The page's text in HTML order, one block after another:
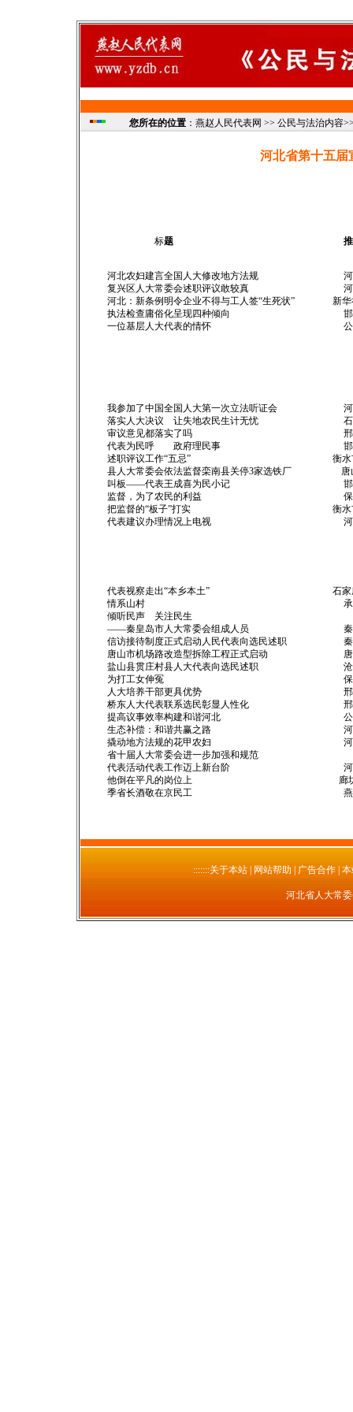
您所在的位置：燕赵人民代表网 >> 公民与法治内容
河北省第十五届
标题 推选
河北农妇建言全国人大修改地方法规
复兴区人大常委会述职评议敢较
河北：新条例明令企业不得与工人签“生死
执法检查庸俗化呈现四种倾向
一位基层人大代表的情怀 公民
我参加了中国全国人大第一次立法听证
落实人大决议 让失地农民生计无
审议意见都落实了吗 邢台
代表为民呼 政府理民事 邯
述职评议工作“五忌” 衡
县人大常委会依法监督栾南县关停3家
叫板——代表王成喜为民小记
监督，为了农民的利益 保
把监督的“板子”打实 衡
代表建议办理情况上电视
代表视察走出“本乡本土” 石家
情系山村 承德市
倾听民声 关注民生
——秦皇岛市人大常委会组成人员
信访接待制度正式启动人民代表向选民
唐山市机场路改造型拆除工程正式
盐山县贯庄村县人大代表向选民
为打工女伸冤 保定
人大培养干部更具优势
桥东人大代表联系选民彰显人性
提高议事效率构建和谐河北 公民
生态补偿：和谐共赢之路 河北
撬动地方法规的花甲农妇 河北
省十届人大常委会进一步加强和规范
代表活动代表工作迈上新台
他倒在平凡的岗位上 廊
季省长酒敬在京民工 燕
:::::::关于本站 | 网站帮助 | 广告合作 |
河北省人大常